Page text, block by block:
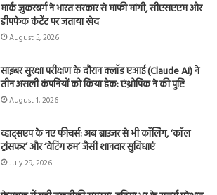
मार्क जुकरबर्ग ने भारत सरकार से माफी मांगी, सीएसएएम और
डीपफेक कंटेंट पर जताया खेद
August 5, 2026
साइबर सुरक्षा परीक्षण के दौरान क्लॉड एआई (Claude AI) ने
तीन असली कंपनियों को किया हैक: एंथ्रोपिक ने की पुष्टि
August 1, 2026
व्हाट्सएप के नए फीचर्स: अब ब्राउजर से भी कॉलिंग, ‘कॉल
ट्रांसफर’ और ‘वेटिंग रूम’ जैसी शानदार सुविधाएं
July 29, 2026